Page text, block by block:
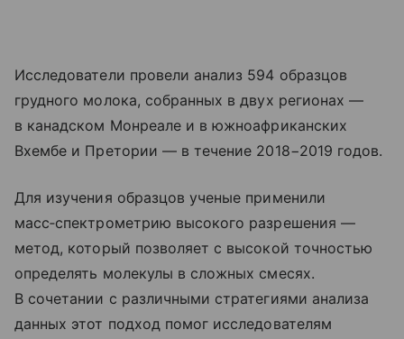
Исследователи провели анализ 594 образцов
грудного молока, собранных в двух регионах —
в канадском Монреале и в южноафриканских
Вхембе и Претории — в течение 2018−2019 годов.
Для изучения образцов ученые применили
масс‑спектрометрию высокого разрешения —
метод, который позволяет с высокой точностью
определять молекулы в сложных смесях.
В сочетании с различными стратегиями анализа
данных этот подход помог исследователям